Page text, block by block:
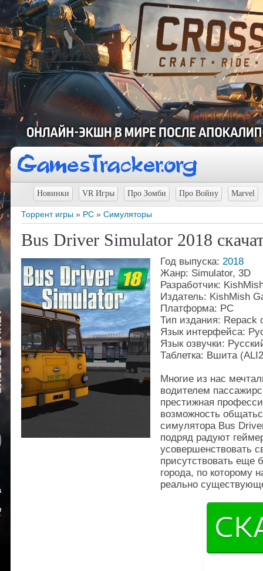
Новинки VR Игры Про Зомби Про Войну Marvel
Торрент игры » PC » Симуляторы
Bus Driver Simulator 2018
Год выпуска: 2018
Жанр: Simulator, 3D
Разработчик:
Издатель: KishMish
Платформа: PC
Тип издания: Repack
Язык интерфейса:
Язык озвучки:
Таблетка: Вшита
Многие из нас
водителем
престижная
возможность
симулятора Bus
подряд радуют
усовершенствовать
присутствовать еще
города, по которому
реально